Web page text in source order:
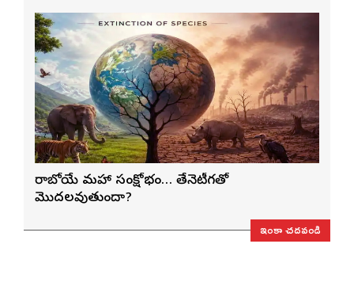
రాబోయే మహా సంక్షోభం… తేనెటీగతో
మొదలవుతుందా?
ఇంకా చదవండి